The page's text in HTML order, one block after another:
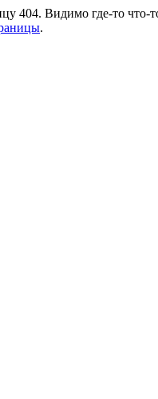
404. Видимо где-то что-
.